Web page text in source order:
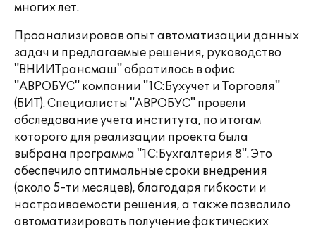
многих лет.
Проанализировав опыт автоматизации данных
задач и предлагаемые решения, руководство
"ВНИИТрансмаш" обратилось в офис
"АВРОБУС" компании "1С:Бухучет и Торговля"
(БИТ). Специалисты "АВРОБУС" провели
обследование учета института, по итогам
которого для реализации проекта была
выбрана программа "1С:Бухгалтерия 8". Это
обеспечило оптимальные сроки внедрения
(около 5-ти месяцев), благодаря гибкости и
настраиваемости решения, а также позволило
автоматизировать получение фактических